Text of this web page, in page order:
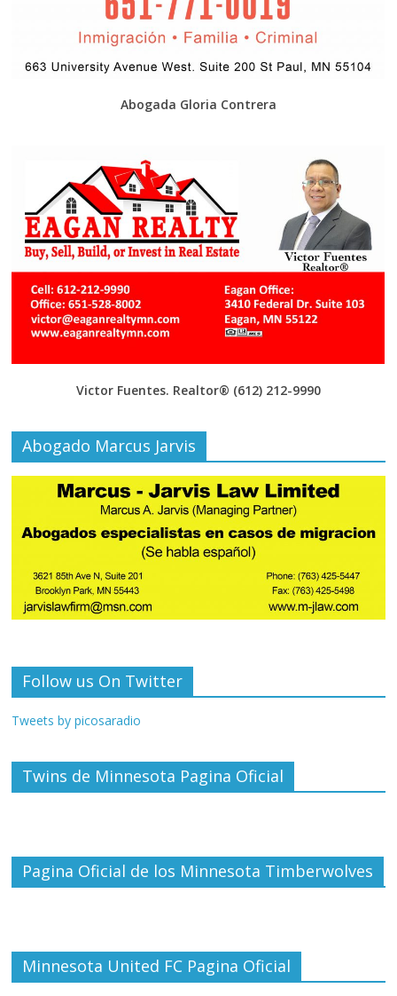
Abogada Gloria Contrera
Victor Fuentes. Realtor® (612) 212-9990
Abogado Marcus Jarvis
Follow us On Twitter
Tweets by picosaradio
Twins de Minnesota Pagina Oficial
Pagina Oficial de los Minnesota Timberwolves
Minnesota United FC Pagina Oficial